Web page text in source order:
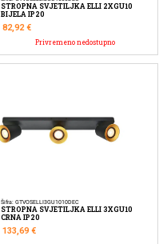
STROPNA SVJETILJKA ELLI 2XGU10
BIJELA IP20
82,92€
Privremeno nedostupno
Šifra: GTVOSELLI3GU1010DEC
STROPNA SVJETILJKA ELLI 3XGU10
CRNA IP20
133,69€